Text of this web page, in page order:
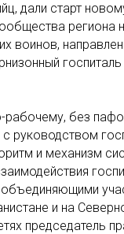
дали старт
региона
воинов,
рабочему, без
руководством
и механизм
объединяющими
и на
председатель